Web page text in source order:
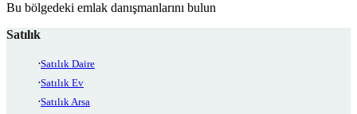
Bu bölgedeki emlak danışmanlarını bulun
Satılık
Satılık Daire
Satılık Ev
Satılık Arsa